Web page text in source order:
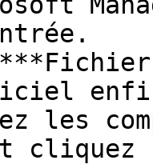
les
cliquez